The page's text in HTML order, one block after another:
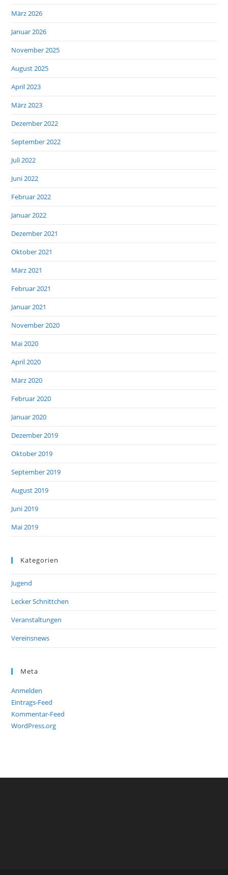
März 2026
Januar 2026
November 2025
August 2025
April 2023
März 2023
Dezember 2022
September 2022
Juli 2022
Juni 2022
Februar 2022
Januar 2022
Dezember 2021
Oktober 2021
März 2021
Februar 2021
Januar 2021
November 2020
Mai 2020
April 2020
März 2020
Februar 2020
Januar 2020
Dezember 2019
Oktober 2019
September 2019
August 2019
Juni 2019
Mai 2019
Kategorien
Jugend
Lecker Schnittchen
Veranstaltungen
Vereinsnews
Meta
Anmelden
Eintrags-Feed
Kommentar-Feed
WordPress.org